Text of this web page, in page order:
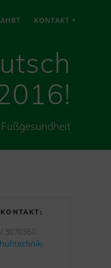
KONTAKT
3070360